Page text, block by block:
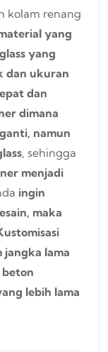
kolam renang
yang
yang
dan ukuran
dan
dimana
namun
, sehingga
menjadi
ingin
maka
lama
lebih lama